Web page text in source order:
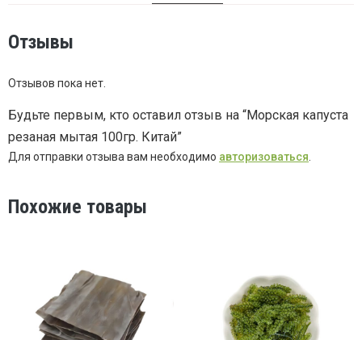
мытая
100гр.
Китай
Отзывы
Отзывов пока нет.
Будьте первым, кто оставил отзыв на “Морская капуста
резаная мытая 100гр. Китай”
Для отправки отзыва вам необходимо авторизоваться
Похожие товары